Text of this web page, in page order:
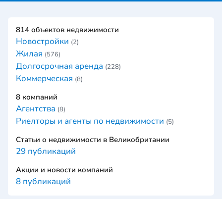
814 объектов недвижимости
Новостройки (2)
Жилая (576)
Долгосрочная аренда (228)
Коммерческая (8)
8 компаний
Агентства (8)
Риелторы и агенты по недвижимости (5)
Статьи о недвижимости в Великобритании
29 публикаций
Акции и новости компаний
8 публикаций